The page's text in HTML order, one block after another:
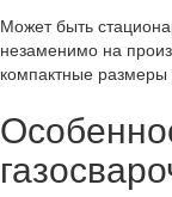
Может быть
незаменимо на
компактные